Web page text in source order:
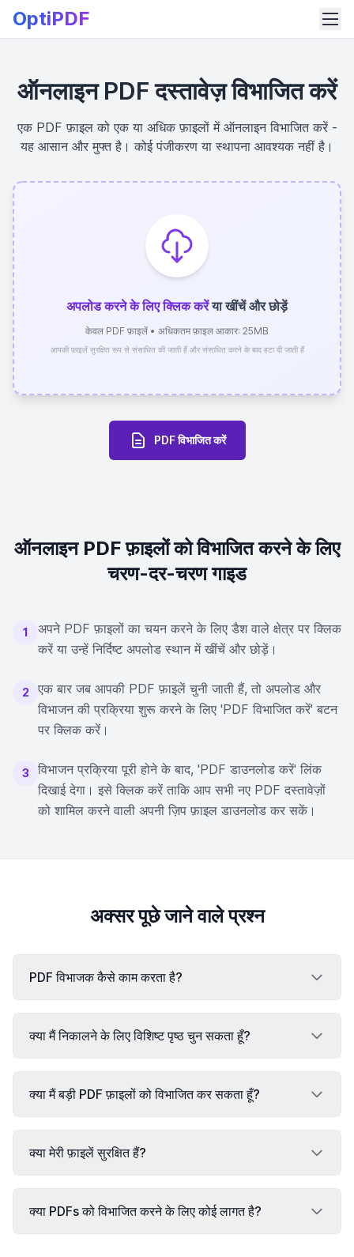
OptiPDF
ऑनलाइन PDF दस्तावेज़ विभाजित करें
एक PDF फ़ाइल को एक या अधिक फ़ाइलों में ऑनलाइन विभाजित करें -
यह आसान और मुफ्त है। कोई पंजीकरण या स्थापना आवश्यक नहीं है।
अपलोड करने के लिए क्लिक करेंया खींचें और छोड़ें
केवल PDF फ़ाइलें • अधिकतम फ़ाइल आकार: 25MB
आपकी फ़ाइलें सुरक्षित रूप से संसाधित की जाती हैं और संसाधित करने के बाद हटा दी जाती हैं
PDF विभाजित करें
ऑनलाइन PDF फ़ाइलों को विभाजित करने के लिए
चरण-दर-चरण गाइड
1
अपने PDF फ़ाइलों का चयन करने के लिए डैश वाले क्षेत्र पर क्लिक
करें या उन्हें निर्दिष्ट अपलोड स्थान में खींचें और छोड़ें।
2
एक बार जब आपकी PDF फ़ाइलें चुनी जाती हैं, तो अपलोड और
विभाजन की प्रक्रिया शुरू करने के लिए 'PDF विभाजित करें' बटन
पर क्लिक करें।
3
विभाजन प्रक्रिया पूरी होने के बाद, 'PDF डाउनलोड करें' लिंक
दिखाई देगा। इसे क्लिक करें ताकि आप सभी नए PDF दस्तावेज़ों
को शामिल करने वाली अपनी ज़िप फ़ाइल डाउनलोड कर सकें।
अक्सर पूछे जाने वाले प्रश्न
PDF विभाजक कैसे काम करता है?
क्या मैं निकालने के लिए विशिष्ट पृष्ठ चुन सकता हूँ?
क्या मैं बड़ी PDF फ़ाइलों को विभाजित कर सकता हूँ?
क्या मेरी फ़ाइलें सुरक्षित हैं?
क्या PDFs को विभाजित करने के लिए कोई लागत है?